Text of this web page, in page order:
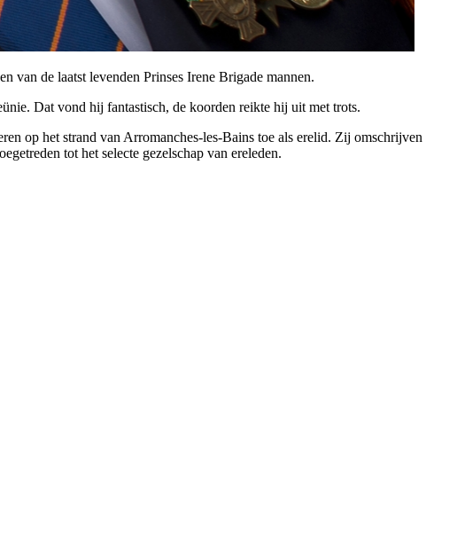
van de laatst levenden Prinses Irene Brigade mannen.
Dat vond hij fantastisch, de koorden reikte hij uit met trots.
op het strand van Arromanches-les-Bains toe als erelid. Zij omschrijven
tot het selecte gezelschap van ereleden.